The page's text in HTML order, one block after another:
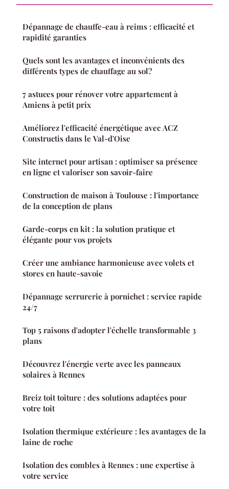
Dépannage de chauffe-eau à reims : efficacité et
rapidité garanties
Quels sont les avantages et inconvénients des
différents types de chauffage au sol?
7 astuces pour rénover votre appartement à
Amiens à petit prix
Améliorez l'efficacité énergétique avec ACZ
Constructis dans le Val-d'Oise
Site internet pour artisan : optimiser sa présence
en ligne et valoriser son savoir-faire
Construction de maison à Toulouse : l'importance
de la conception de plans
Garde-corps en kit : la solution pratique et
élégante pour vos projets
Créer une ambiance harmonieuse avec volets et
stores en haute-savoie
Dépannage serrurerie à pornichet : service rapide
24/7
Top 5 raisons d'adopter l'échelle transformable 3
plans
Découvrez l'énergie verte avec les panneaux
solaires à Rennes
Breiz toit toiture : des solutions adaptées pour
votre toit
Isolation thermique extérieure : les avantages de la
laine de roche
Isolation des combles à Rennes : une expertise à
votre service